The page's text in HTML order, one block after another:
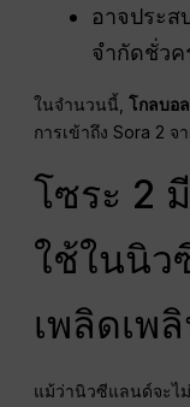
อาจประ
จำกัดชั่วค
ในจำนวนนี้,โกลบอ
การเข้าถึง Sora 2
โซระ 2
ใช้ในนิว
เพลิดเพ
แม้ว่านิวซีแลนด์จะไม่